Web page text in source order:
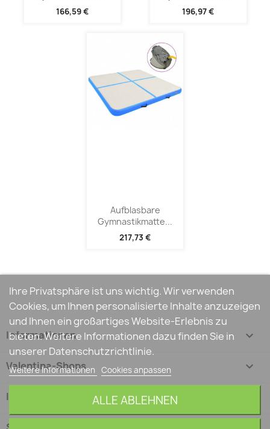
166,59 € 196,97 €
Aufblasbare
Gymnastikmatte...
217,73 €
Informationen 
Valentina-Shops 
Ihr Konto
Ihre Privatsphäre ist uns wichtig. Wir verwenden
Cookies, um Ihnen personalisierte Inhalte anzuzeigen
und Ihnen ein großartiges Website-Erlebnis zu
bieten. Weitere Informationen dazu finden Sie in
unserer Datenschutzrichtlinie.
Weitere Informationen Cookies anpassen
ALLE ABLEHNEN